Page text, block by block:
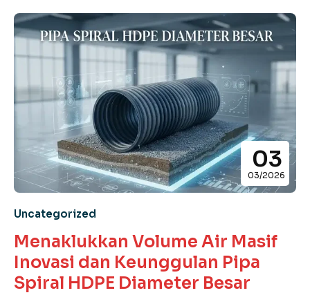
03
03/2026
Uncategorized
Menaklukkan Volume Air Masif
Inovasi dan Keunggulan Pipa
Spiral HDPE Diameter Besar